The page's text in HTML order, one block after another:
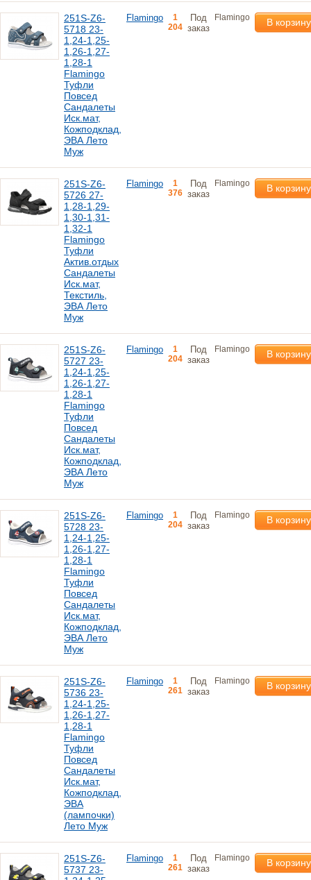
251S-Z6-
5718 23-
1,24-1,25-
1,26-1,27-
1,28-1
Flamingo
Туфли
Повсед
Сандалеты
Иск.мат,
Кожподклад,
ЭВА Лето
Муж
Flamingo
1
204
Под
заказ
Flamingo В корзину
251S-Z6-
5726 27-
1,28-1,29-
1,30-1,31-
1,32-1
Flamingo
Туфли
Актив.отдых
Сандалеты
Иск.мат,
Текстиль,
ЭВА Лето
Муж
Flamingo
1
376
Под
заказ
Flamingo В корзину
251S-Z6-
5727 23-
1,24-1,25-
1,26-1,27-
1,28-1
Flamingo
Туфли
Повсед
Сандалеты
Иск.мат,
Кожподклад,
ЭВА Лето
Муж
Flamingo
1
204
Под
заказ
Flamingo В корзину
251S-Z6-
5728 23-
1,24-1,25-
1,26-1,27-
1,28-1
Flamingo
Туфли
Повсед
Сандалеты
Иск.мат,
Кожподклад,
ЭВА Лето
Муж
Flamingo
1
204
Под
заказ
Flamingo В корзину
251S-Z6-
5736 23-
1,24-1,25-
1,26-1,27-
1,28-1
Flamingo
Туфли
Повсед
Сандалеты
Иск.мат,
Кожподклад,
ЭВА
(лампочки)
Лето Муж
Flamingo
1
261
Под
заказ
Flamingo В корзину
251S-Z6-
5737 23-
Flamingo
1
261
Под
заказ
Flamingo В корзину